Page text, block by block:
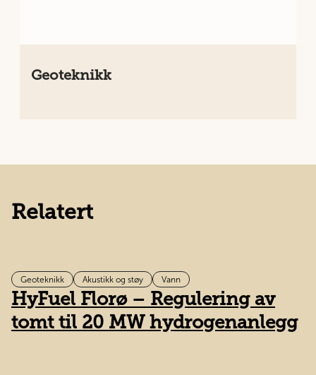
Geoteknikk
Relatert
Geoteknikk Akustikk og støy Vann
HyFuel Florø – Regulering av
tomt til 20 MW hydrogenanlegg